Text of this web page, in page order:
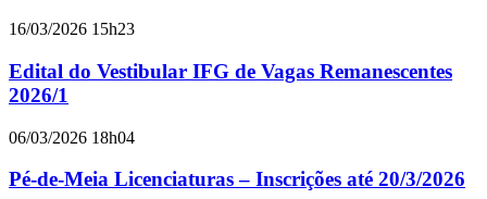
16/03/2026 15h23
Edital do Vestibular IFG de Vagas Remanescentes
2026/1
06/03/2026 18h04
Pé-de-Meia Licenciaturas – Inscrições até 20/3/2026